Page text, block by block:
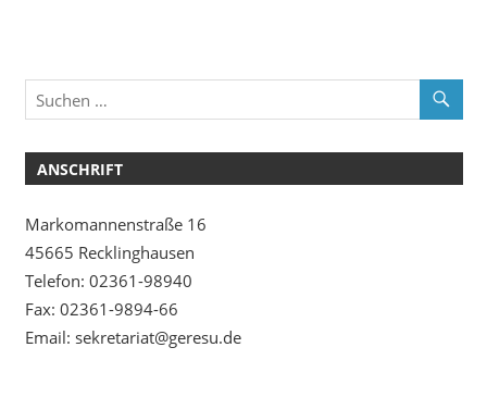
ANSCHRIFT
Markomannenstraße 16
45665 Recklinghausen
Telefon: 02361-98940
Fax: 02361-9894-66
Email: sekretariat@geresu.de